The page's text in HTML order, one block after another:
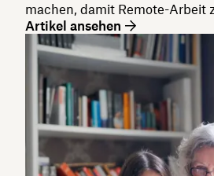
machen, damit Remote-Arbeit
Artikel ansehen